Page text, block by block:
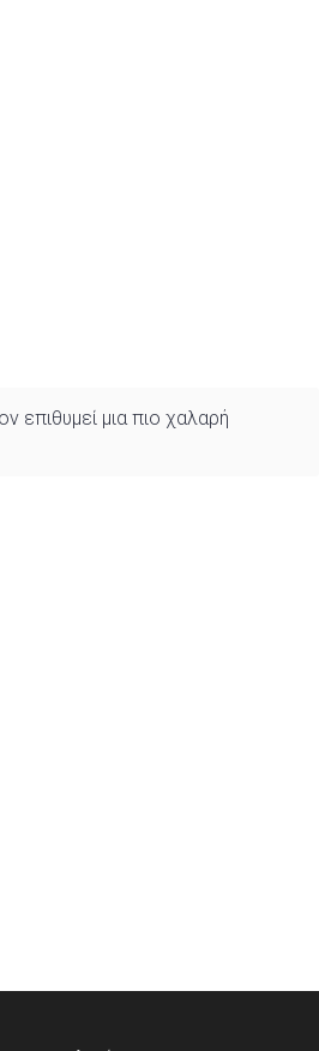
επιθυμεί μια πιο χαλαρή